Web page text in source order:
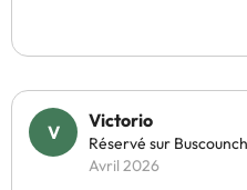
Victorio
Réservé sur
Avril 2026